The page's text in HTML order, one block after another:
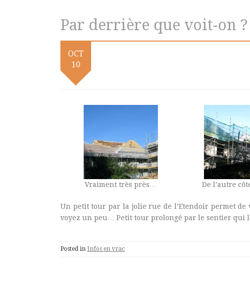
Par derrière que voit-on ?
OCT
10
Vraiment très près… De l’autre
Un petit tour par la jolie rue de l’Etendoir permet
voyez un peu… Petit tour prolongé par le sentier qui
Posted in Infos en vrac